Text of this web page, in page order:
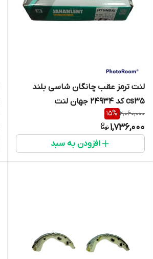
لنت ترمز عقب چانگان شاسی بلند
cs35 کد 24934 جهان لنت
2,060,000
15%
1,736,000
افزودن به سبد